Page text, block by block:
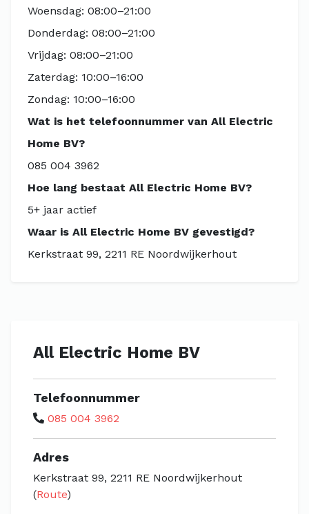
Woensdag: 08:00–21:00
Donderdag: 08:00–21:00
Vrijdag: 08:00–21:00
Zaterdag: 10:00–16:00
Zondag: 10:00–16:00
Wat is het telefoonnummer van All Electric
Home BV?
085 004 3962
Hoe lang bestaat All Electric Home BV?
5+ jaar actief
Waar is All Electric Home BV gevestigd?
Kerkstraat 99, 2211 RE Noordwijkerhout
All Electric Home BV
Telefoonnummer
085 004 3962
Adres
Kerkstraat 99, 2211 RE Noordwijkerhout
(Route)